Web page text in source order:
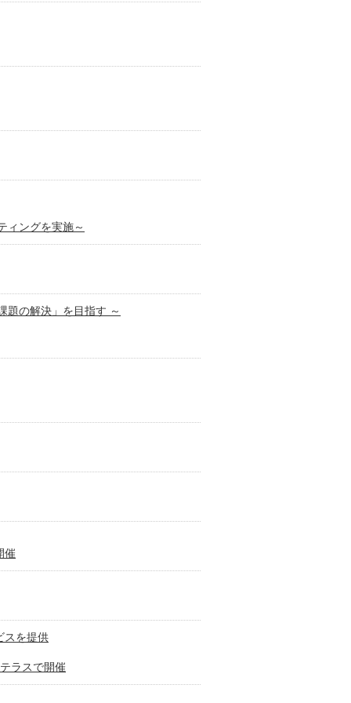
ィングを実施～
題の解決」を目指す ～
催
スを提供
ラスで開催